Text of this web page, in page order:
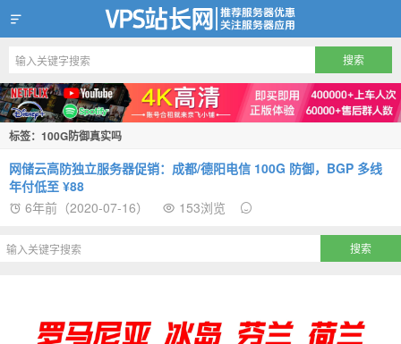
VPS站长网
标签：100G防御真实吗
网储云高防独立服务器促销：成都/德阳电信 100G 防御，BGP 多线
年付低至 ¥88
6年前（2020-07-16）
153浏览